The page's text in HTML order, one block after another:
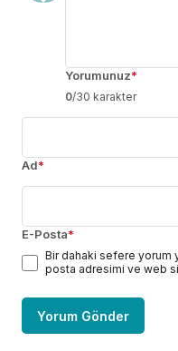
Yorumunuz*
0/30 karakter
Ad*
E-Posta*
Bir dahaki sefere yorum
posta adresimi ve web
Yorum Gönder